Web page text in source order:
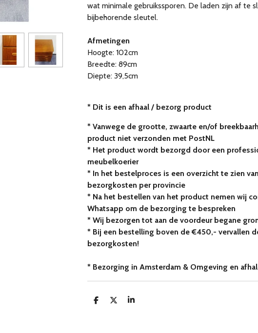
wat minimale gebruikssporen. De laden zijn af te
bijbehorende sleutel.
Afmetingen
Hoogte: 102cm
Breedte: 89cm
Diepte: 39,5cm
* Dit is een afhaal / bezorg product
* Vanwege de grootte, zwaarte en/of
product niet verzonden met PostNL
* Het product wordt bezorgd door een
meubelkoerier
* In het bestelproces is een overzicht te zien
bezorgkosten per provincie
* Na het bestellen van het product nemen wij
Whatsapp om de bezorging te bespreken
* Wij bezorgen tot aan de voordeur begane
* Bij een bestelling boven de €450,- vervallen
bezorgkosten!
* Bezorging in Amsterdam & Omgeving en
D
D
S